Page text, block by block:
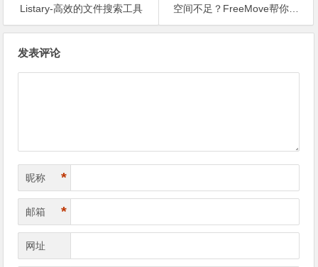
Listary-高效的文件搜索工具
空间不足？FreeMove帮你轻松管理和移动文件
发表评论
昵称 *
邮箱 *
网址